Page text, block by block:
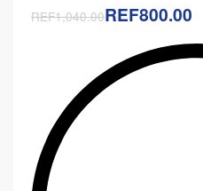
REF1,040.00REF800.00